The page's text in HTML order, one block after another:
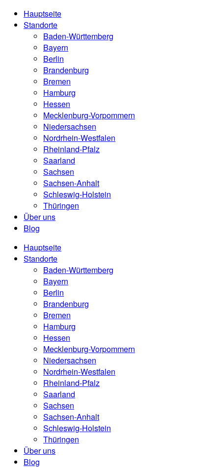
Hauptseite
Standorte
Baden-Württemberg
Bayern
Berlin
Brandenburg
Bremen
Hamburg
Hessen
Mecklenburg-Vorpommern
Niedersachsen
Nordrhein-Westfalen
Rheinland-Pfalz
Saarland
Sachsen
Sachsen-Anhalt
Schleswig-Holstein
Thüringen
Über uns
Blog
Hauptseite
Standorte
Baden-Württemberg
Bayern
Berlin
Brandenburg
Bremen
Hamburg
Hessen
Mecklenburg-Vorpommern
Niedersachsen
Nordrhein-Westfalen
Rheinland-Pfalz
Saarland
Sachsen
Sachsen-Anhalt
Schleswig-Holstein
Thüringen
Über uns
Blog